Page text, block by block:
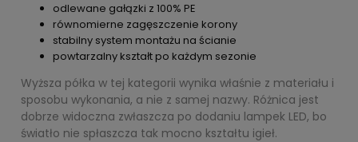
odlewane gałązki z 100% PE
równomierne zagęszczenie korony
stabilny system montażu na ścianie
powtarzalny kształt po każdym sezonie
Wyższa półka w tej kategorii wynika właśnie z materiału i
sposobu wykonania, a nie z samej nazwy. Różnica jest
dobrze widoczna zwłaszcza po dodaniu lampek LED, bo
światło nie spłaszcza tak mocno kształtu igieł.